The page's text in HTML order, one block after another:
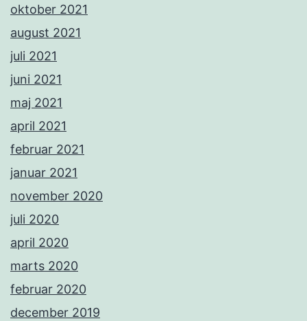
oktober 2021
august 2021
juli 2021
juni 2021
maj 2021
april 2021
februar 2021
januar 2021
november 2020
juli 2020
april 2020
marts 2020
februar 2020
december 2019